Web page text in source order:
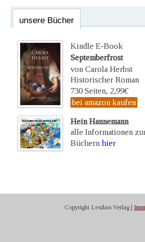
unsere Bücher
Kindle E-Book
Septemberfrost
von Carola Herbst
Historischer Roman
730 Seiten, 2,99€
bei amazon kaufen
Hein Hannemann
alle Informationen
Büchern hier
Copyright Lexikus Verlag |